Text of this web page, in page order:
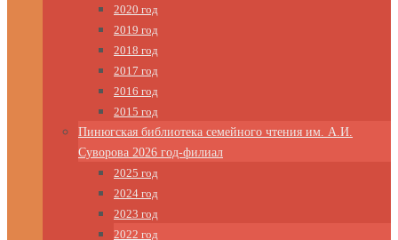
2020 год
2019 год
2018 год
2017 год
2016 год
2015 год
Пинюгская библиотека семейного чтения им. А.И.
Суворова 2026 год-филиал
2025 год
2024 год
2023 год
2022 год